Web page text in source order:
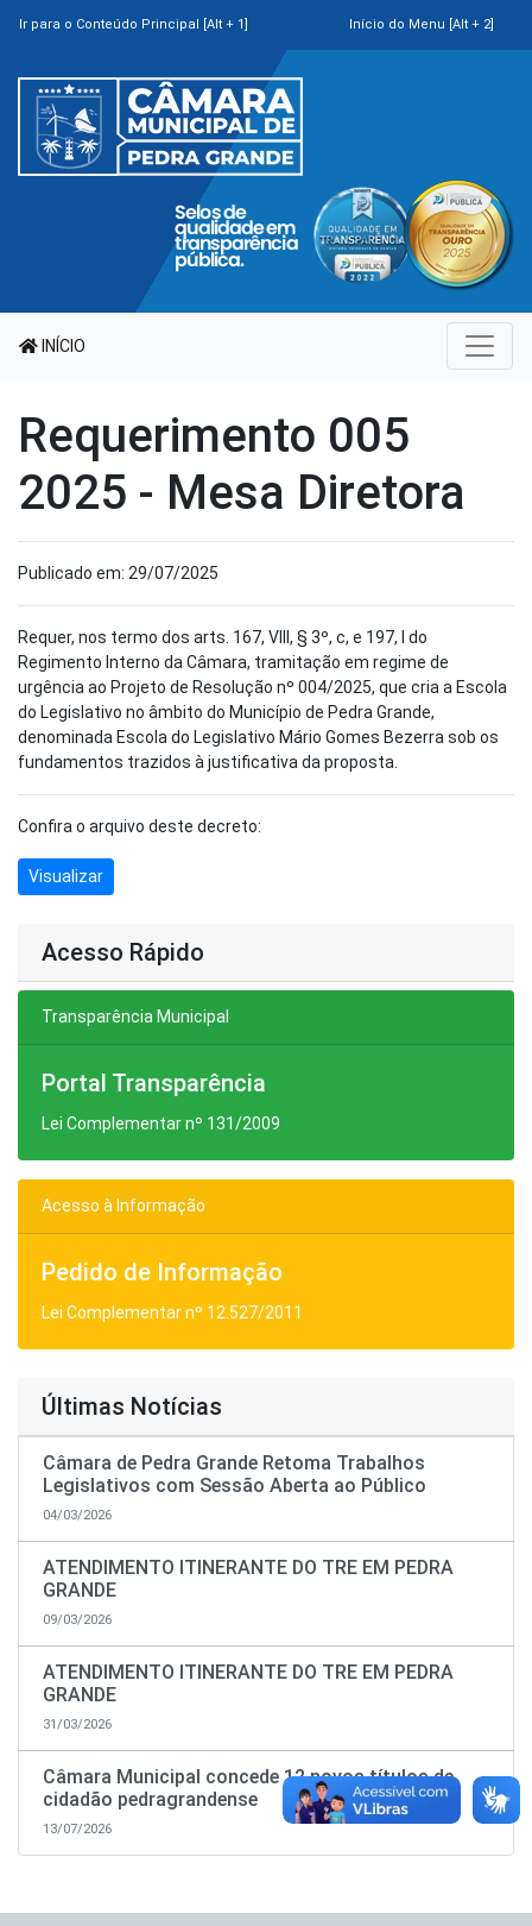
Ir para o Conteúdo Principal [Alt + 1] Início do Menu [Alt + 2]
INÍCIO
Requerimento 005
2025 - Mesa Diretora
Publicado em: 29/07/2025
Requer, nos termo dos arts. 167, VIII, § 3º, c, e 197, I do
Regimento Interno da Câmara, tramitação em regime de
urgência ao Projeto de Resolução nº 004/2025, que cria a Escola
do Legislativo no âmbito do Município de Pedra Grande,
denominada Escola do Legislativo Mário Gomes Bezerra sob os
fundamentos trazidos à justificativa da proposta.
Confira o arquivo deste decreto:
Visualizar
Acesso Rápido
Transparência Municipal
Portal Transparência
Lei Complementar nº 131/2009
Acesso à Informação
Pedido de Informação
Lei Complementar nº 12.527/2011
Últimas Notícias
Câmara de Pedra Grande Retoma Trabalhos
Legislativos com Sessão Aberta ao Público
04/03/2026
ATENDIMENTO ITINERANTE DO TRE EM PEDRA
GRANDE
09/03/2026
ATENDIMENTO ITINERANTE DO TRE EM PEDRA
GRANDE
31/03/2026
Câmara Municipal concede 12 novos títulos de
cidadão pedragrandense
13/07/2026